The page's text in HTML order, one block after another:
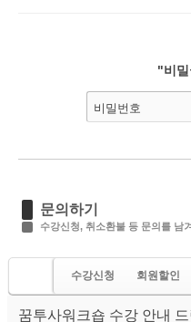
"비
비밀번호
문의하기
수강신청, 취소환불 등 문의를 남
수강신청 회원할인
꿈투사워크숍 수강 안내